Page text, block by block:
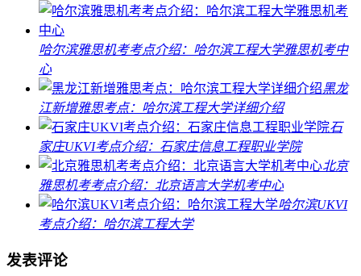
哈尔滨雅思机考考点介绍：哈尔滨工程大学雅思机考中
心
黑龙
江新增雅思考点：哈尔滨工程大学详细介绍
石
家庄UKVI考点介绍：石家庄信息工程职业学院
北京
雅思机考考点介绍：北京语言大学机考中心
哈尔滨UKVI
考点介绍：哈尔滨工程大学
发表评论